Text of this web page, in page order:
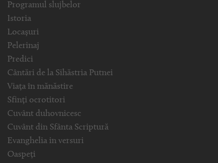
Programul slujbelor
Istoria
Locașuri
Pelerinaj
Predici
Cântări de la Sihăstria Putnei
Viața în mănăstire
Sfinți ocrotitori
Cuvânt duhovnicesc
Cuvânt din Sfânta Scriptură
Evanghelia in versuri
Oaspeți